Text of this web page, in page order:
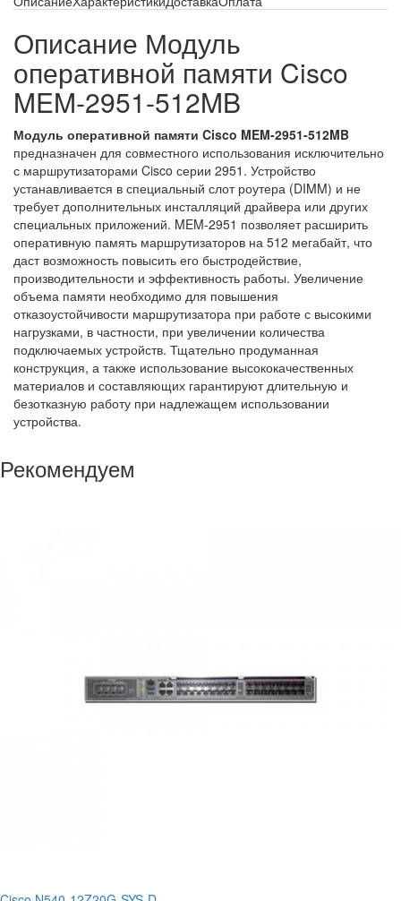
Описание Модуль
оперативной памяти Cisco
MEM-2951-512MB
Модуль оперативной памяти Cisco MEM-2951-512MB
предназначен для совместного использования исключительно
с маршрутизаторами Cisco серии 2951. Устройство
устанавливается в специальный слот роутера (DIMM) и не
требует дополнительных инсталляций драйвера или других
специальных приложений. MEM-2951 позволяет расширить
оперативную память маршрутизаторов на 512 мегабайт, что
даст возможность повысить его быстродействие,
производительности и эффективность работы. Увеличение
объема памяти необходимо для повышения
отказоустойчивости маршрутизатора при работе с высокими
нагрузками, в частности, при увеличении количества
подключаемых устройств. Тщательно продуманная
конструкция, а также использование высококачественных
материалов и составляющих гарантируют длительную и
безотказную работу при надлежащем использовании
устройства.
Рекомендуем